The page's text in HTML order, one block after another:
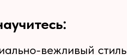
вежливый стиль